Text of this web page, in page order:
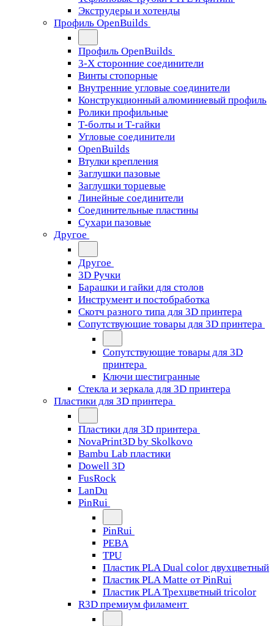
Экструдеры и хотенды
Профиль OpenBuilds
Профиль OpenBuilds
3-Х сторонние соединители
Винты стопорные
Внутренние угловые соединители
Конструкционный алюминиевый профиль
Ролики профильные
Т-болты и Т-гайки
Угловые соединители
OpenBuilds
Втулки крепления
Заглушки пазовые
Заглушки торцевые
Линейные соединители
Соединительные пластины
Сухари пазовые
Другое
Другое
3D Ручки
Барашки и гайки для столов
Инструмент и постобработка
Скотч разного типа для 3D принтера
Сопутствующие товары для 3D принтера
Сопутствующие товары для 3D
принтера
Ключи шестигранные
Стекла и зеркала для 3D принтера
Пластики для 3D принтера
Пластики для 3D принтера
NovaPrint3D by Skolkovo
Bambu Lab пластики
Dowell 3D
FusRock
LanDu
PinRui
PinRui
PEBA
TPU
Пластик PLA Dual color двухцветный
Пластик PLA Matte от PinRui
Пластик PLA Трехцветный tricolor
R3D премиум филамент